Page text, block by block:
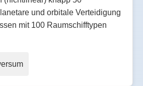
und orbitale Verteidigung
mit 100 Raumschifftypen